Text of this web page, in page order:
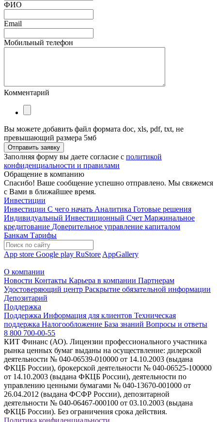
ФИО
Email
Мобильный телефон
Комментарий
Вы можете добавить файл формата doc, xls, pdf, txt, не
превышающий размера 5мб
Отправить заявку
Заполняя форму вы даете согласие с политикой
конфиденциальности и правилами
Обращение в компанию
Спасибо! Ваше сообщение успешно отправлено. Мы свяжемся
с Вами в ближайшее время.
Инвестиции
Инвестиции С чего начать Аналитика Готовые решения
Индивидуальный Инвестиционный Счет Маржинальное
кредитование Доверительное управление капиталом
Банкам Тарифы
App store Google play RuStore AppGallery
О компании
Новости Контакты Карьера в компании Партнерам
Удостоверяющий центр Раскрытие обязательной информации
Депозитарий
Поддержка
Поддержка Информация для клиентов Техническая
поддержка Налогообложение База знаний Вопросы и ответы
8 800 700-00-55
КИТ Финанс (АО). Лицензии профессионального участника
рынка ценных бумаг выданы на осуществление: дилерской
деятельности № 040-06539-010000 от 14.10.2003 (выдана
ФКЦБ России), брокерской деятельности № 040-06525-100000
от 14.10.2003 (выдана ФКЦБ России), деятельности по
управлению ценными бумагами № 040-13670-001000 от
26.04.2012 (выдана ФСФР России), депозитарной
деятельности № 040-06467-000100 от 03.10.2003 (выдана
ФКЦБ России). Без ограничения срока действия.
Политика конфиденциальности